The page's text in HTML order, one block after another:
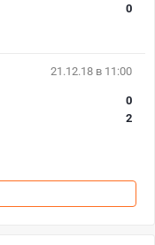
0
21.12.18 в 11:00
0
2